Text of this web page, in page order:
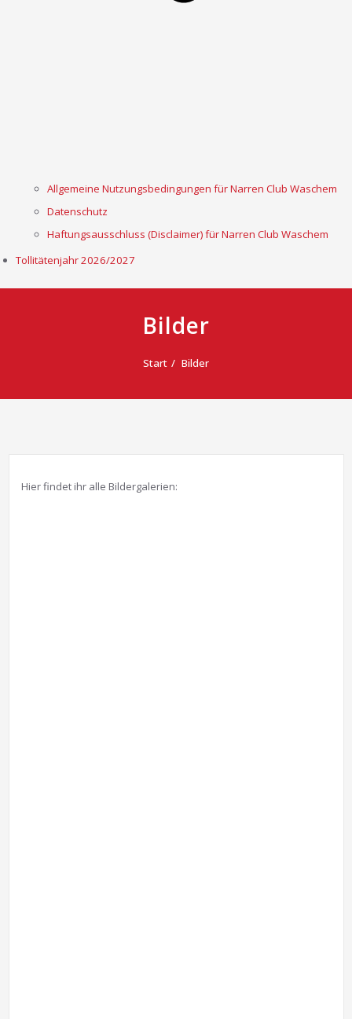
Allgemeine Nutzungsbedingungen für Narren Club Waschem
Datenschutz
Haftungsausschluss (Disclaimer) für Narren Club Waschem
Tollitätenjahr 2026/2027
Bilder
Start Bilder
Hier findet ihr alle Bildergalerien: